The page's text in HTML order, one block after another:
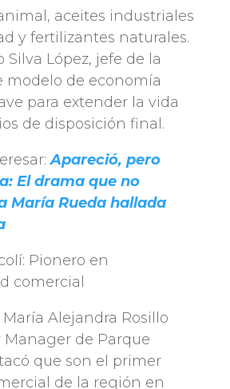
aceites industriales
y fertilizantes naturales.
Silva López, jefe de la
modelo de economía
para extender la vida
de disposición final.
Apareció, pero
El drama que no
María Rueda hallada
Pionero en
comercial
Alejandra Rosillo
Manager de Parque
que son el primer
de la región en